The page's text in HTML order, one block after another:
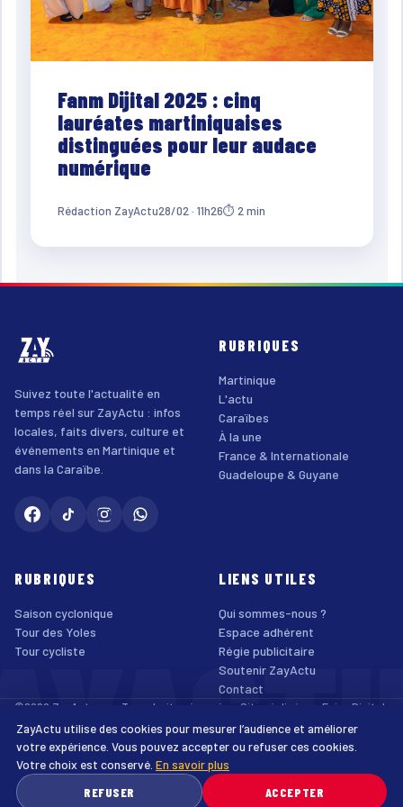
Fanm Dijital 2025 : cinq
lauréates martiniquaises
distinguées pour leur audace
numérique
Rédaction ZayActu28/02 · 11h26⏱ 2 min
Suivez toute l'actualité en
temps réel sur ZayActu : infos
locales, faits divers, culture et
événements en Martinique et
dans la Caraïbe.
RUBRIQUES
Martinique
L'actu
Caraïbes
À la une
France & Internationale
Guadeloupe & Guyane
RUBRIQUES
Saison cyclonique
Tour des Yoles
Tour cycliste
LIENS UTILES
Qui sommes-nous ?
Espace adhérent
Régie publicitaire
Soutenir ZayActu
Contact
©2026 ZayActu.org. Tous droits réservés. · Site réalisé par Enjoy Digital
Agency
Mentions légales
Confidentialité Cookies Accessibilité
ZayActu utilise des cookies pour mesurer l’audience et améliorer
votre expérience. Vous pouvez accepter ou refuser ces cookies.
Votre choix est conservé. En savoir plus
REFUSER
ACCEPTER